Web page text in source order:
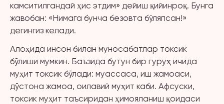
камситилгандай ҳис этдим» дейиш қийинроқ. Бунга
жавобан: «Нимага бунча безовта бўляпсан!»
дегингиз келади.
Алоҳида инсон билан муносабатлар токсик
бўлиши мумкин. Баъзида бутун бир гуруҳ ичида
муҳит токсик бўлади: муассаса, иш жамоаси,
дўстона жамоа, оилавий муҳит каби. Афсуски,
токсик муҳит таъсиридан ҳимояланиш қоидаси